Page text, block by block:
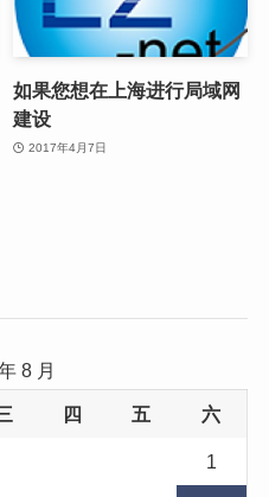
如果您想在上海进行局域网
建设
2017年4月7日
8 月
四 五 六
1